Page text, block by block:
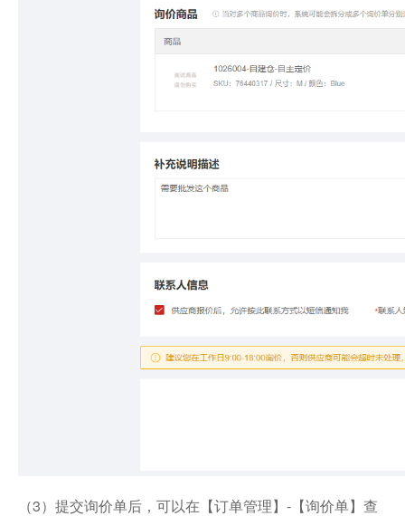
（3）提交询价单后，可以在【订单管理】-【询价单】查